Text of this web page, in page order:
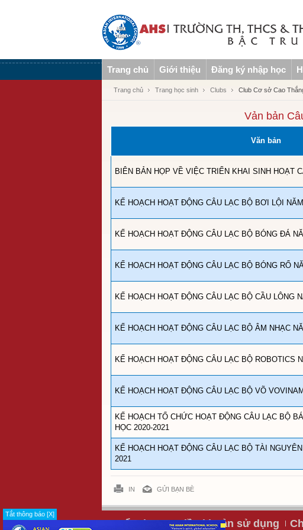
Tắt thông báo [X]
Trang chủ Giới thiệu Đăng ký nhập học
Trang chủ Trang học sinh Clubs Club Cơ sở Cao
Vản bản
Văn bản
BIÊN BẢN HỌP VỀ VIỆC TRIỂN KHAI SINH HOẠT
KẾ HOẠCH HOẠT ĐỘNG CÂU LẠC BỘ BƠI LỘI
KẾ HOẠCH HOẠT ĐỘNG CÂU LẠC BỘ BÓNG ĐÁ
KẾ HOẠCH HOẠT ĐỘNG CÂU LẠC BỘ BÓNG RỔ
KẾ HOẠCH HOẠT ĐỘNG CÂU LẠC BỘ CẦU LÔNG
KẾ HOẠCH HOẠT ĐỘNG CÂU LẠC BỘ ÂM NHẠC
KẾ HOẠCH HOẠT ĐỘNG CÂU LẠC BỘ ROBOTICS
KẾ HOẠCH HOẠT ĐỘNG CÂU LẠC BỘ VÕ
KẾ HOẠCH TỔ CHỨC HOẠT ĐỘNG CÂU LẠC BỘ
HỌC 2020-2021
KẾ HOẠCH HOẠT ĐỘNG CÂU LẠC BỘ TÀI
2021
IN GỬI BẠN BÈ
Tuyển dụng Điều khoản sử dụng